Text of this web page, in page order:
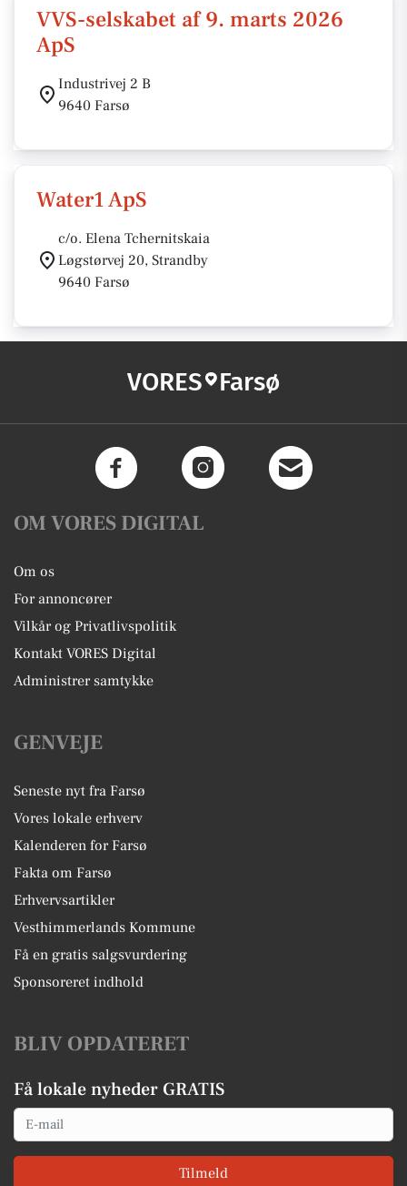
VVS-selskabet af 9. marts 2026
ApS
Industrivej 2 B
9640 Farsø
Water1 ApS
c/o. Elena Tchernitskaia
Løgstørvej 20, Strandby
9640 Farsø
VORES Farsø
OM VORES DIGITAL
Om os
For annoncører
Vilkår og Privatlivspolitik
Kontakt VORES Digital
Administrer samtykke
GENVEJE
Seneste nyt fra Farsø
Vores lokale erhverv
Kalenderen for Farsø
Fakta om Farsø
Erhvervsartikler
Vesthimmerlands Kommune
Få en gratis salgsvurdering
Sponsoreret indhold
BLIV OPDATERET
Få lokale nyheder GRATIS
Email
Tilmeld